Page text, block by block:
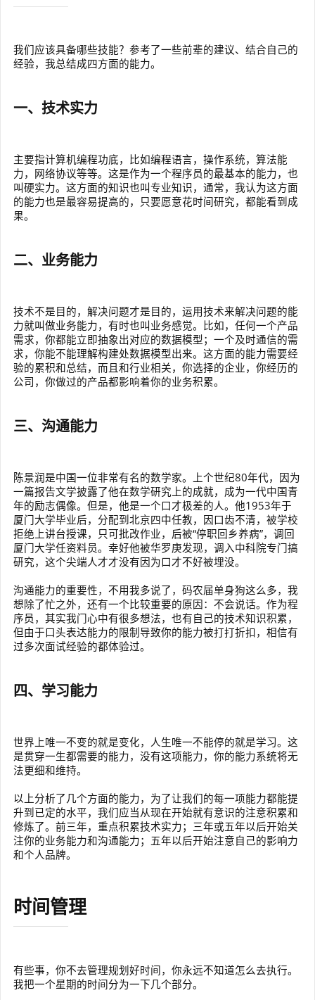
我们应该具备哪些技能？参考了一些前辈的建议、结合自己的
经验，我总结成四方面的能力。
一、技术实力
主要指计算机编程功底，比如编程语言，操作系统，算法能
力，网络协议等等。这是作为一个程序员的最基本的能力，也
叫硬实力。这方面的知识也叫专业知识，通常，我认为这方面
的能力也是最容易提高的，只要愿意花时间研究，都能看到成
果。
二、业务能力
技术不是目的，解决问题才是目的，运用技术来解决问题的能
力就叫做业务能力，有时也叫业务感觉。比如，任何一个产品
需求，你都能立即抽象出对应的数据模型；一个及时通信的需
求，你能不能理解构建处数据模型出来。这方面的能力需要经
验的累积和总结，而且和行业相关，你选择的企业，你经历的
公司，你做过的产品都影响着你的业务积累。
三、沟通能力
陈景润是中国一位非常有名的数学家。上个世纪80年代，因为
一篇报告文学披露了他在数学研究上的成就，成为一代中国青
年的励志偶像。但是，他是一个口才极差的人。他1953年于
厦门大学毕业后，分配到北京四中任教，因口齿不清，被学校
拒绝上讲台授课，只可批改作业，后被“停职回乡养病”，调回
厦门大学任资料员。幸好他被华罗庚发现，调入中科院专门搞
研究，这个尖端人才才没有因为口才不好被埋没。
沟通能力的重要性，不用我多说了，码农届单身狗这么多，我
想除了忙之外，还有一个比较重要的原因：不会说话。作为程
序员，其实我门心中有很多想法，也有自己的技术知识积累，
但由于口头表达能力的限制导致你的能力被打打折扣，相信有
过多次面试经验的都体验过。
四、学习能力
世界上唯一不变的就是变化，人生唯一不能停的就是学习。这
是贯穿一生都需要的能力，没有这项能力，你的能力系统将无
法更细和维持。
以上分析了几个方面的能力，为了让我们的每一项能力都能提
升到已定的水平，我们应当从现在开始就有意识的注意积累和
修炼了。前三年，重点积累技术实力；三年或五年以后开始关
注你的业务能力和沟通能力；五年以后开始注意自己的影响力
和个人品牌。
时间管理
有些事，你不去管理规划好时间，你永远不知道怎么去执行。
我把一个星期的时间分为一下几个部分。